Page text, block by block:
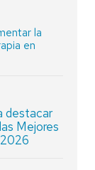
la
en
destacar
Mejores